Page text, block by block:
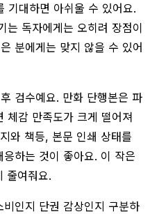
기대하면 아쉬울 수 있어요.
는 독자에게는 오히려 장점이
분에게는 맞지 않을 수 있어
검수예요. 만화 단행본은 파
체감 만족도가 크게 떨어져
와 책등, 본문 인쇄 상태를
하는 것이 좋아요. 이 작은
줄여줘요.
인지 단권 감상인지 구분하